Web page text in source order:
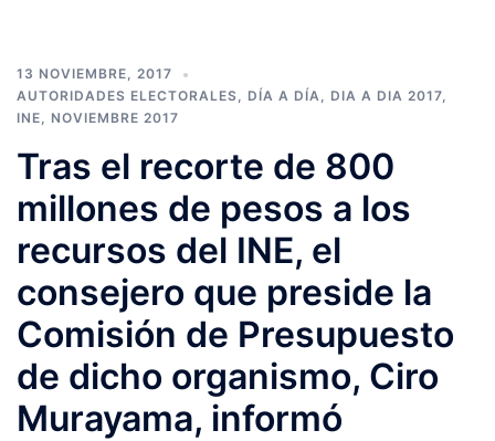
13 NOVIEMBRE, 2017
AUTORIDADES ELECTORALES, DÍA A DÍA, DIA A DIA 2017,
INE, NOVIEMBRE 2017
Tras el recorte de 800
millones de pesos a los
recursos del INE, el
consejero que preside la
Comisión de Presupuesto
de dicho organismo, Ciro
Murayama, informó